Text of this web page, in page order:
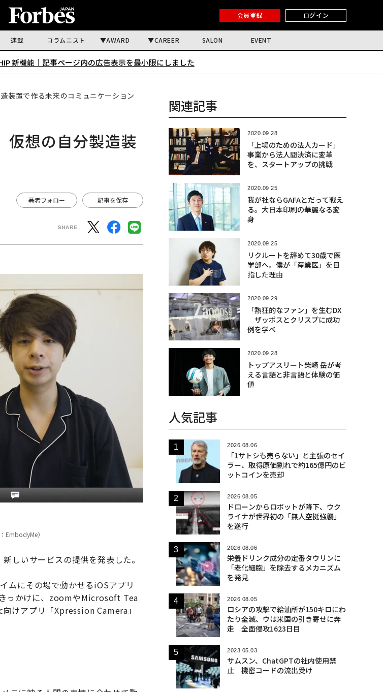
会員登録 ログイン
連載 コラムニスト AWARD CAREER SALON EVENT
新機能｜ 記事ページ内の広告表示を最小限にしました
装置で作る未来のコミュニケーション
仮想の自分製造装
著者フォロー 記事を保存
EmbodyMe）
しいサービスの提供を発表した。
ムにその場で動かせるiOSアプリ
っかけに、zoomやMicrosoft Tea
けアプリ「Xpression Camera」
関連記事
2020.09.28
「上場のための法人カード」
事業から法人間決済に変革
を、スタートアップの挑戦
2020.09.25
我が社ならGAFAとだって戦え
る。大日本印刷の華麗なる変
身
2020.09.25
リクルートを辞めて30歳で医
学部へ。僕が「産業医」を目
指した理由
2020.09.29
「熱狂的なファン」を生むDX
ザッポスとクリスプに成功
例を学べ
2020.09.28
トップアスリート柴崎 岳が考
える言語と非言語と体験の価
値
人気記事
2026.08.06
「1サトシも売らない」と主張のセイ
ラー、取得原価割れで約165億円のビ
ットコインを売却
2026.08.05
ドローンからロボットが降下、ウク
ライナが世界初の「無人空挺強襲」
を遂行
2026.08.06
栄養ドリンク成分の定番タウリンに
「老化細胞」を除去するメカニズム
を発見
2026.08.05
ロシアの攻撃で給油所が150キロにわ
たり全滅、ウは米国の引き寄せに奔
走 全面侵攻1623日目
2023.05.03
サムスン、ChatGPTの社内使用禁
止 機密コードの流出受け